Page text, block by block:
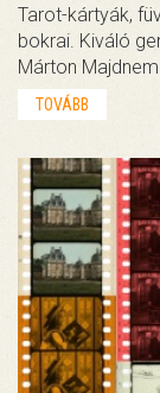
Tarot-kártyák,
bokrai. Kiváló
Márton
TOVÁBB